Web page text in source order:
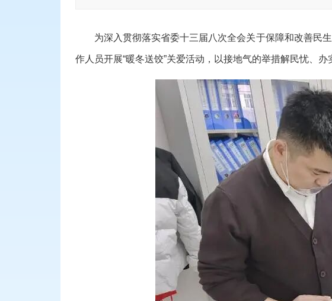
为深入贯彻落实省委十三届八次全会关于保障和改善民
作人员开展“暖冬送饺”关爱活动，以接地气的举措解民忧、